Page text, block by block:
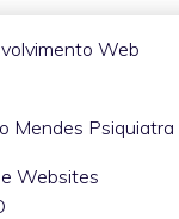
Web
Mendes Psiquiatra
Websites